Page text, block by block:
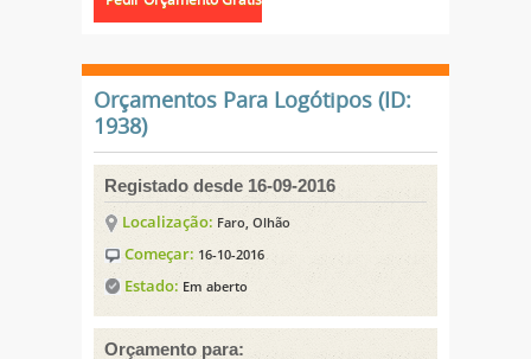
Orçamentos Para Logótipos (ID:
1938)
Registado desde 16-09-2016
Localização: Faro, Olhão
Começar: 16-10-2016
Estado: Em aberto
Orçamento para: